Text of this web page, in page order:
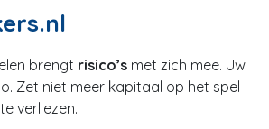
brengt risico’s met zich mee. Uw
Zet niet meer kapitaal op het spel
verliezen.